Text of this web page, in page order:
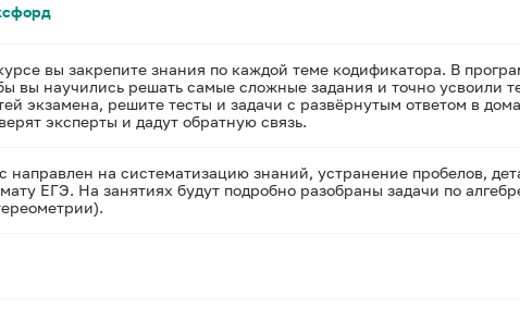
вы закрепите знания по каждой теме кодификатора. В
вы научились решать самые сложные задания и точно усвоили
экзамена, решите тесты и задачи с развёрнутым ответом в
эксперты и дадут обратную связь.
направлен на систематизацию знаний, устранение пробелов,
ЕГЭ. На занятиях будут подробно разобраны задачи по